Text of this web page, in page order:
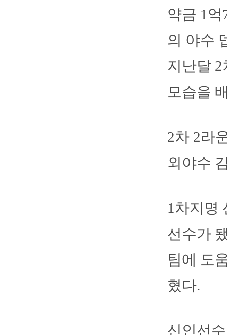
약금 1
의 야수
지난달
모습을
2차 2라
외야수
1차지명
선수가
팀에 도
혔다.
신인선